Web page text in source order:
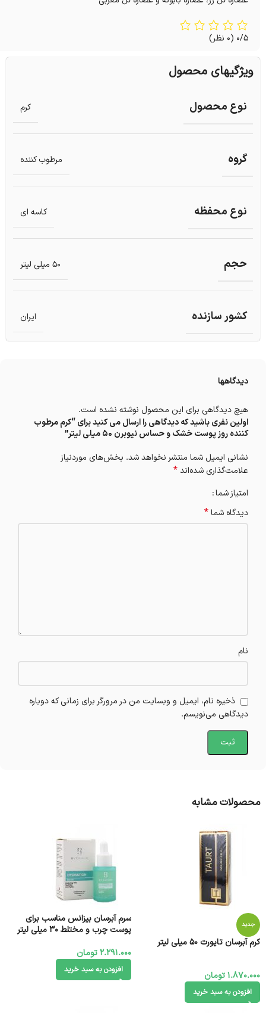
0/5 (0 نظر)
ویژگیهای محصول
نوع محصول کرم
گروه مرطوب کننده
نوع محفظه کاسه ای
حجم 50 میلی لیتر
کشور سازنده ایران
دیدگاهها
هیچ دیدگاهی برای این محصول نوشته نشده است.
اولین نفری باشید که دیدگاهی را ارسال می کنید برای “کرم مرطوب
کننده روز پوست خشک و حساس نیوبرن 50 میلی لیتر”
نشانی ایمیل شما منتشر نخواهد شد. بخش‌های موردنیاز
علامت‌گذاری شده‌اند*
امتیاز شما
دیدگاه شما*
نام
ذخیره نام، ایمیل و وبسایت من در مرورگر برای زمانی که دوباره
دیدگاهی می‌نویسم.
محصولات مشابه
جدید
کرم آبرسان تایورت 50 میلی لیتر
1.870.000تومان
افزودن به سبد خرید
سرم آبرسان بیزانس مناسب برای
پوست چرب و مختلط 30 میلی لیتر
2.291.000تومان
افزودن به سبد خرید